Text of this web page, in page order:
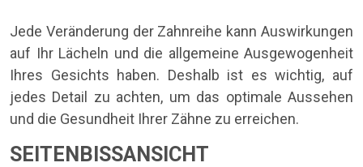
Jede Veränderung der Zahnreihe kann Auswirkungen
auf Ihr Lächeln und die allgemeine Ausgewogenheit
Ihres Gesichts haben. Deshalb ist es wichtig, auf
jedes Detail zu achten, um das optimale Aussehen
und die Gesundheit Ihrer Zähne zu erreichen.
SEITENBISSANSICHT